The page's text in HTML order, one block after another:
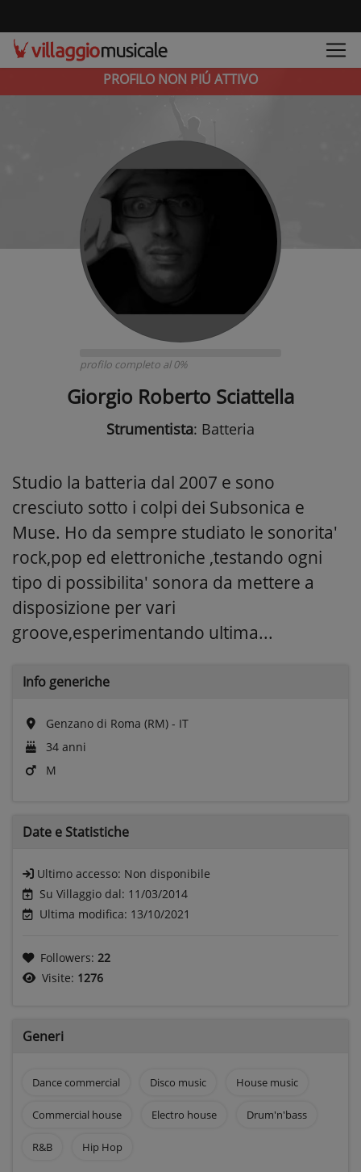
PROFILO NON PIÚ ATTIVO
profilo completo al 0%
Giorgio Roberto Sciattella
Strumentista: Batteria
Studio la batteria dal 2007 e sono
cresciuto sotto i colpi dei Subsonica e
Muse. Ho da sempre studiato le sonorita'
rock,pop ed elettroniche ,testando ogni
tipo di possibilita' sonora da mettere a
disposizione per vari
groove,esperimentando ultima...
Info generiche
Genzano di Roma (RM) - IT
34 anni
M
Date e Statistiche
Ultimo accesso: Non disponibile
Su Villaggio dal: 11/03/2014
Ultima modifica: 13/10/2021
Followers: 22
Visite: 1276
Generi
Dance commercial Disco music House music
Commercial house Electro house Drum'n'bass
R&B Hip Hop